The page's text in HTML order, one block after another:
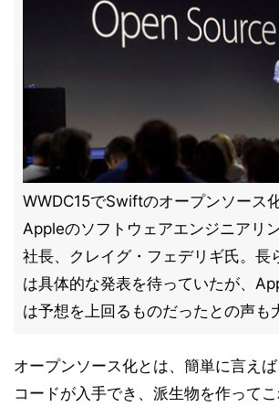
WWDC15でSwiftのオープンソース
Appleのソフトウェアエンジニアリ
社長、クレイグ・フェデリギ氏。長
は具体的な発表を待っていたが、
は予想を上回るものだったとの声も
オープンソース化とは、簡単に言え
コードが入手でき、派生物を作って